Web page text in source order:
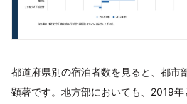
都道府県別の宿泊者数を見ると、都市
顕著です。地方部においても、2019